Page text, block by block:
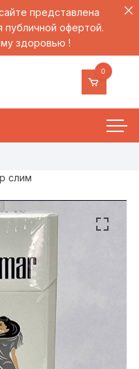
представлена
публичной офертой.
здоровью !
0
слим